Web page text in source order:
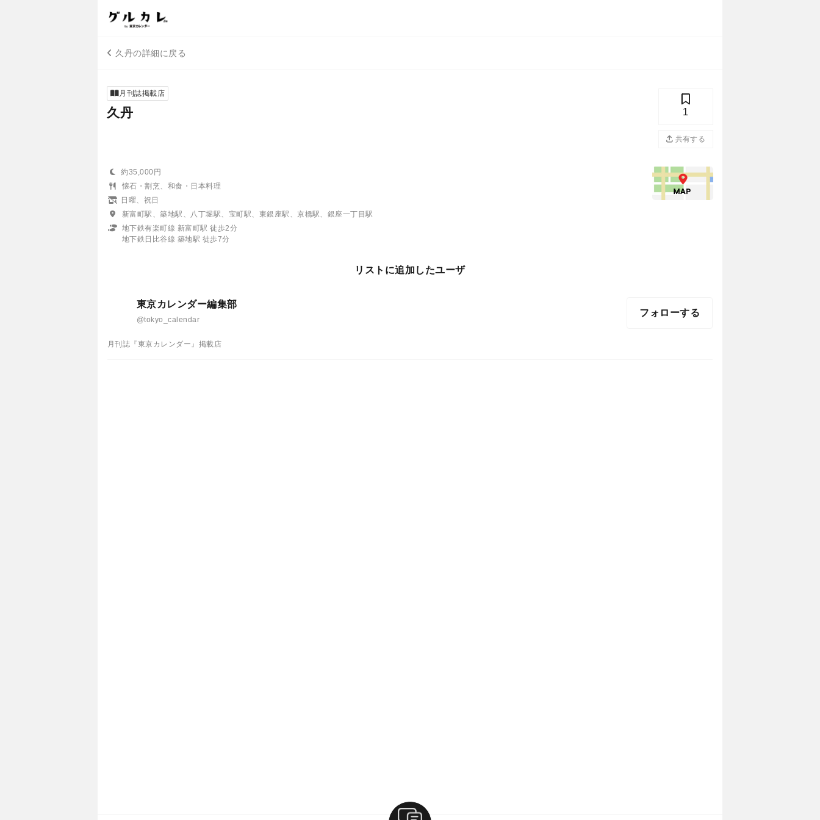
久丹の詳細に戻る
月刊誌掲載店
久丹 1
共有する
約35,000円
懐石・割烹、和食・日本料理
日曜、祝日
新富町駅、築地駅、八丁堀駅、宝町駅、東銀座駅、京橋駅、銀座一丁目駅
地下鉄有楽町線 新富町駅 徒歩2分
地下鉄日比谷線 築地駅 徒歩7分
リストに追加したユーザ
東京カレンダー編集部
@tokyo_calendar
フォローする
月刊誌『東京カレンダー』掲載店